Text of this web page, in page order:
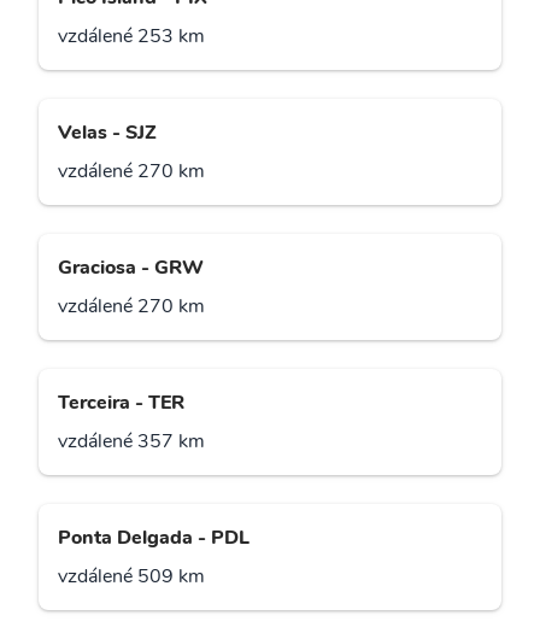
vzdálené 253 km
Velas - SJZ
vzdálené 270 km
Graciosa - GRW
vzdálené 270 km
Terceira - TER
vzdálené 357 km
Ponta Delgada - PDL
vzdálené 509 km